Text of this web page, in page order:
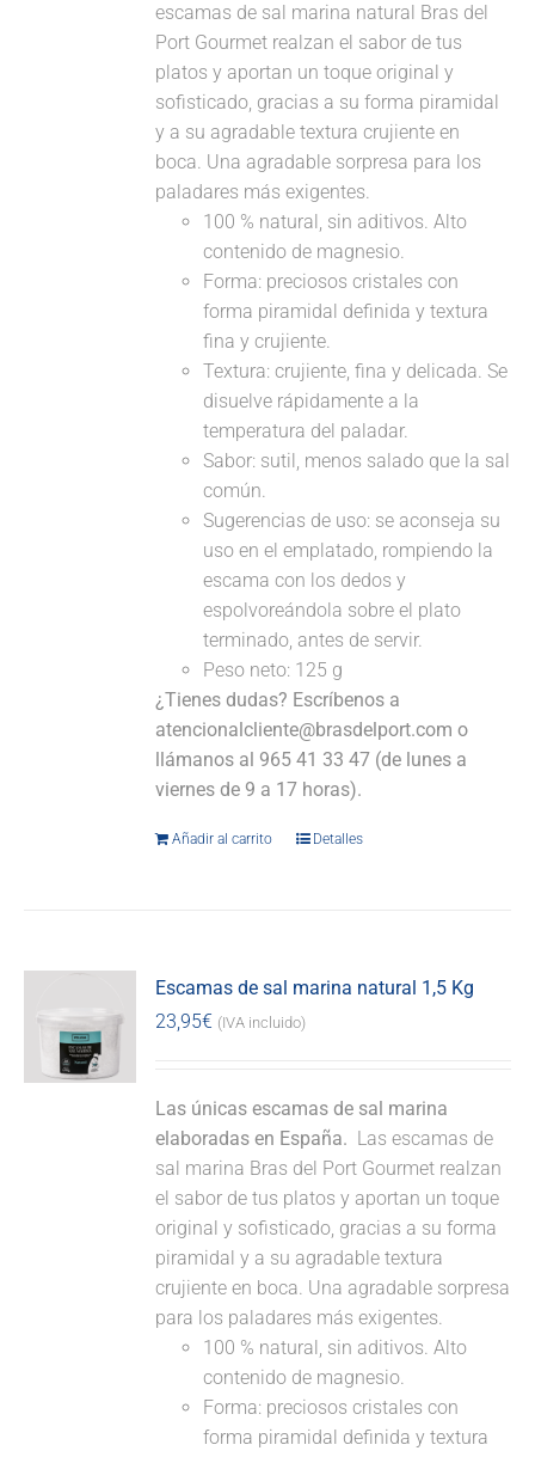
escamas de sal marina natural Bras del
Port Gourmet realzan el sabor de tus
platos y aportan un toque original y
sofisticado, gracias a su forma piramidal
y a su agradable textura crujiente en
boca. Una agradable sorpresa para los
paladares más exigentes.
100 % natural, sin aditivos. Alto
contenido de magnesio.
Forma: preciosos cristales con
forma piramidal definida y textura
fina y crujiente.
Textura: crujiente, fina y delicada. Se
disuelve rápidamente a la
temperatura del paladar.
Sabor: sutil, menos salado que la sal
común.
Sugerencias de uso: se aconseja su
uso en el emplatado, rompiendo la
escama con los dedos y
espolvoreándola sobre el plato
terminado, antes de servir.
Peso neto: 125 g
¿Tienes dudas? Escríbenos a
atencionalcliente@brasdelport.com o
llámanos al 965 41 33 47 (de lunes a
viernes de 9 a 17 horas).
Añadir al carrito Detalles
Escamas de sal marina natural 1,5 Kg
23,95€ (IVA incluido)
Las únicas escamas de sal marina
elaboradas en España. Las escamas de
sal marina Bras del Port Gourmet realzan
el sabor de tus platos y aportan un toque
original y sofisticado, gracias a su forma
piramidal y a su agradable textura
crujiente en boca. Una agradable sorpresa
para los paladares más exigentes.
100 % natural, sin aditivos. Alto
contenido de magnesio.
Forma: preciosos cristales con
forma piramidal definida y textura